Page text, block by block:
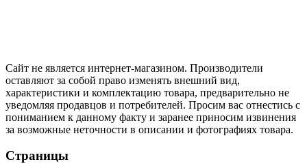
Сайт не является интернет-магазином. Производители
оставляют за собой право изменять внешний вид,
характеристики и комплектацию товара, предварительно не
уведомляя продавцов и потребителей. Просим вас отнестись с
пониманием к данному факту и заранее приносим извинения
за возможные неточности в описании и фотографиях товара.
Страницы